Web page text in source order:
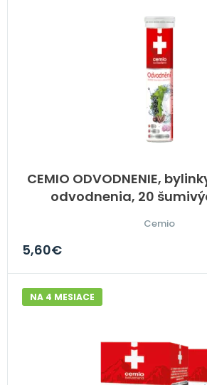
CEMIO ODVODNENIE,
odvodnenia, 20
Cemio
5,60€
NA 4 MESIACE